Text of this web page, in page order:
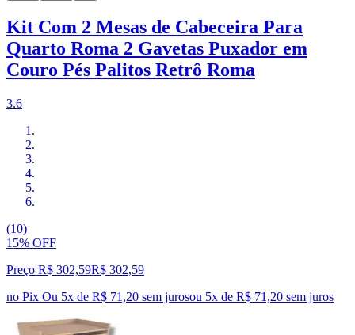
Kit Com 2 Mesas de Cabeceira Para
Quarto Roma 2 Gavetas Puxador em
Couro Pés Palitos Retrô Roma
3.6
(10)
15% OFF
Preço R$ 302,59R$ 302,59
no Pix Ou 5x de R$ 71,20 sem jurosou 5x de R$ 71,20 sem juros